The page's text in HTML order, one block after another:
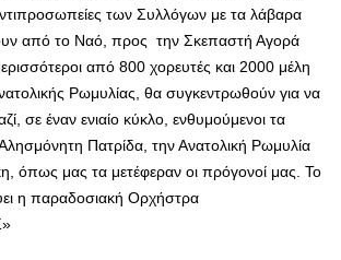
των Συλλόγων με τα λάβαρα
από το Ναό, προς την Σκεπαστή Αγορά
από 800 χορευτές και 2000 μέλη
Ρωμυλίας, θα συγκεντρωθούν για να
σε έναν ενιαίο κύκλο, ενθυμούμενοι τα
Πατρίδα, την Ανατολική Ρωμυλία
όπως μας τα μετέφεραν οι πρόγονοί μας. Το
η παραδοσιακή Ορχήστρα